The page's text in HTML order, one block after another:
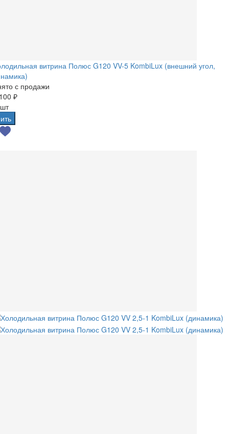
витрина Полюс G120 VV-5 KombiLux (внешний угол,
с продажи
₽